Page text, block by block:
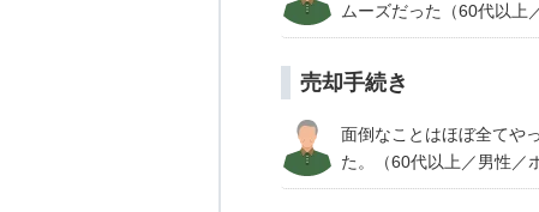
ムーズだった（60代以上
売却手続き
面倒なことはほぼ全てや
た。（60代以上／男性／